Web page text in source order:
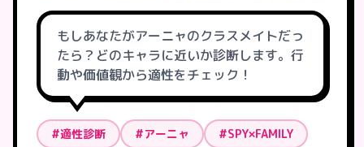
もしあなたがアーニャのクラスメイトだっ
たら？どのキャラに近いか診断します。行
動や価値観から適性をチェック！
#適性診断 #アーニャ
#SPY×FAMILY